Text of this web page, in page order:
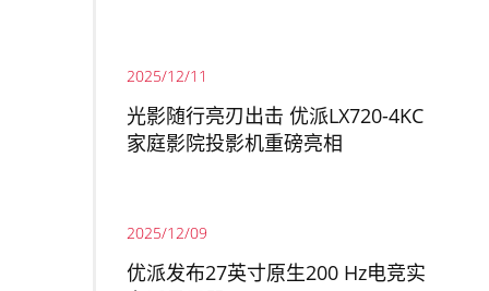
2025/12/11
光影随行亮刃出击 优派LX720-4KC
家庭影院投影机重磅亮相
2025/12/09
优派发布27英寸原生200 Hz电竞实